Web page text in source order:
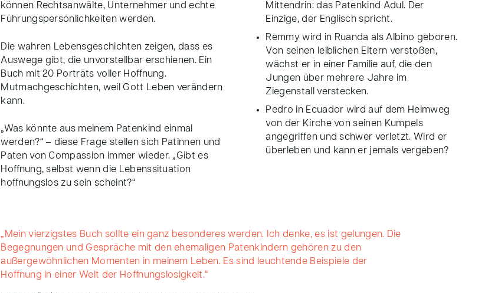
können Rechtsanwälte, Unternehmer und echte
Führungspersönlichkeiten werden.
Die wahren Lebensgeschichten zeigen, dass es
Auswege gibt, die unvorstellbar erschienen. Ein
Buch mit 20 Porträts voller Hoffnung.
Mutmachgeschichten, weil Gott Leben verändern
kann.
„Was könnte aus meinem Patenkind einmal
werden?“ – diese Frage stellen sich Patinnen und
Paten von Compassion immer wieder. „Gibt es
Hoffnung, selbst wenn die Lebenssituation
hoffnungslos zu sein scheint?“
Mittendrin: das Patenkind Adul. Der
Einzige, der Englisch spricht.
Remmy wird in Ruanda als Albino geboren.
Von seinen leiblichen Eltern verstoßen,
wächst er in einer Familie auf, die den
Jungen über mehrere Jahre im
Ziegenstall verstecken.
Pedro in Ecuador wird auf dem Heimweg
von der Kirche von seinen Kumpels
angegriffen und schwer verletzt. Wird er
überleben und kann er jemals vergeben?
„Mein vierzigstes Buch sollte ein ganz besonderes werden. Ich denke, es ist gelungen. Die
Begegnungen und Gespräche mit den ehemaligen Patenkindern gehören zu den
außergewöhnlichen Momenten in meinem Leben. Es sind leuchtende Beispiele der
Hoffnung in einer Welt der Hoffnungslosigkeit.“